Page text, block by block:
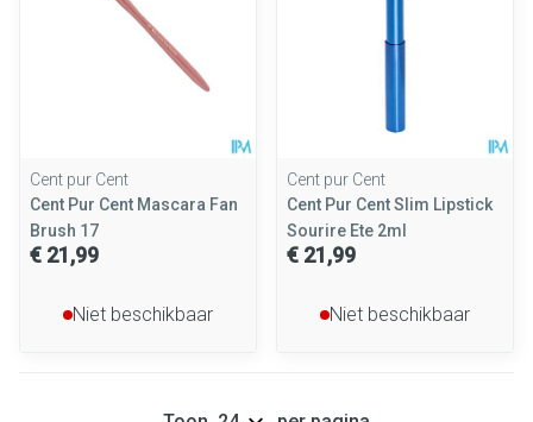
Cent pur Cent
Cent Pur Cent Mascara Fan
Brush 17
€ 21,99
Niet beschikbaar
Cent pur Cent
Cent Pur Cent Slim Lipstick
Sourire Ete 2ml
€ 21,99
Niet beschikbaar